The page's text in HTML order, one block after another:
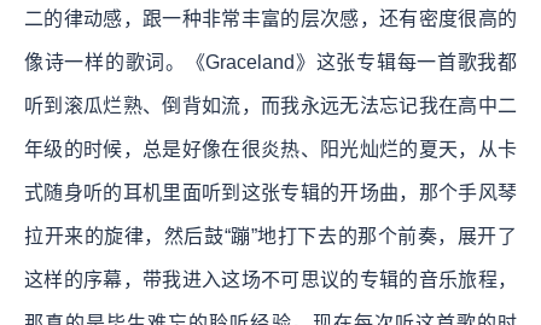
二的律动感，跟一种非常丰富的层次感，还有密度很高的
像诗一样的歌词。《Graceland》这张专辑每一首歌我都
听到滚瓜烂熟、倒背如流，而我永远无法忘记我在高中二
年级的时候，总是好像在很炎热、阳光灿烂的夏天，从卡
式随身听的耳机里面听到这张专辑的开场曲，那个手风琴
拉开来的旋律，然后鼓“蹦”地打下去的那个前奏，展开了
这样的序幕，带我进入这场不可思议的专辑的音乐旅程，